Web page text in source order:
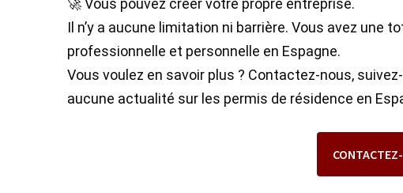
🚀 Vous pouvez créer votre propre entreprise.
Il n’y a aucune limitation ni barrière. Vous avez une
professionnelle et personnelle en Espagne.
Vous voulez en savoir plus ? Contactez-nous,
aucune actualité sur les permis de résidence en